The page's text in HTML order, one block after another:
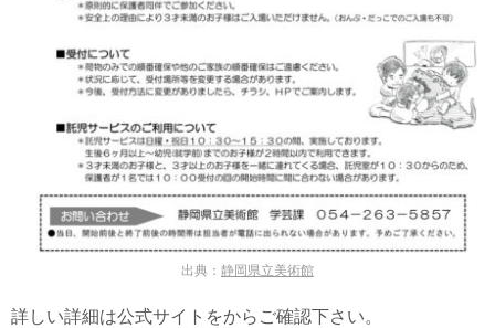
出典： 静岡県立美術館
詳しい詳細は公式サイトをからご確認下さい。